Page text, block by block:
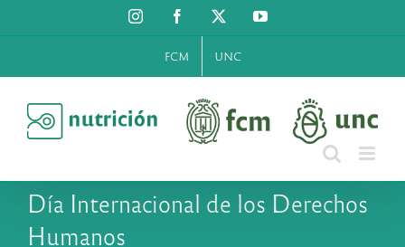
al
InstagramFacebook YouTube
FCM UNC
Día Internacional de los Derechos
Humanos